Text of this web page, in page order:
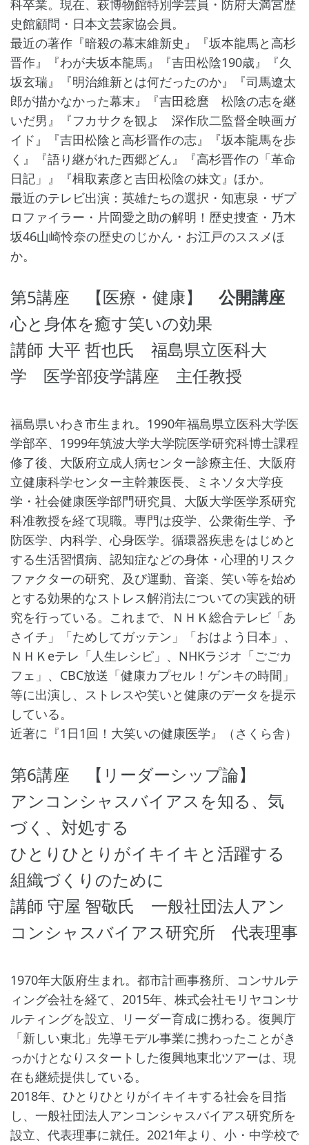
科卒業。現在、萩博物館特別学芸員・防府天満宮歴
史館顧問・日本文芸家協会員。
最近の著作『暗殺の幕末維新史』『坂本龍馬と高杉
晋作』『わが夫坂本龍馬』『吉田松陰190歳』『久
坂玄瑞』『明治維新とは何だったのか』『司馬遼太
郎が描かなかった幕末』『吉田稔麿 松陰の志を継
いだ男』『フカサクを観よ 深作欣二監督全映画ガ
イド』『吉田松陰と高杉晋作の志』『坂本龍馬を歩
く』『語り継がれた西郷どん』『高杉晋作の「革命
日記」』『楫取素彦と吉田松陰の妹文』ほか。
最近のテレビ出演：英雄たちの選択・知恵泉・ザプ
ロファイラー・片岡愛之助の解明！歴史捜査・乃木
坂46山崎怜奈の歴史のじかん・お江戸のススメほ
か。
第5講座 【医療・健康】 公開講座
心と身体を癒す笑いの効果
講師 大平 哲也氏 福島県立医科大
学 医学部疫学講座 主任教授
福島県いわき市生まれ。1990年福島県立医科大学医
学部卒、1999年筑波大学大学院医学研究科博士課程
修了後、大阪府立成人病センター診療主任、大阪府
立健康科学センター主幹兼医長、ミネソタ大学疫
学・社会健康医学部門研究員、大阪大学医学系研究
科准教授を経て現職。専門は疫学、公衆衛生学、予
防医学、内科学、心身医学。循環器疾患をはじめと
する生活習慣病、認知症などの身体・心理的リスク
ファクターの研究、及び運動、音楽、笑い等を始め
とする効果的なストレス解消法についての実践的研
究を行っている。これまで、ＮＨＫ総合テレビ「あ
さイチ」「ためしてガッテン」「おはよう日本」、
ＮＨＫeテレ「人生レシピ」、NHKラジオ「ごごカ
フェ」、CBC放送「健康カプセル！ゲンキの時間」
等に出演し、ストレスや笑いと健康のデータを提示
している。
近著に『1日1回！大笑いの健康医学』（さくら舎）
第6講座 【リーダーシップ論】
アンコンシャスバイアスを知る、気
づく、対処する
ひとりひとりがイキイキと活躍する
組織づくりのために
講師 守屋 智敬氏 一般社団法人アン
コンシャスバイアス研究所 代表理事
1970年大阪府生まれ。都市計画事務所、コンサルテ
ィング会社を経て、2015年、株式会社モリヤコンサ
ルティングを設立、リーダー育成に携わる。復興庁
「新しい東北」先導モデル事業に携わったことがき
っかけとなりスタートした復興地東北ツアーは、現
在も継続提供している。
2018年、ひとりひとりがイキイキする社会を目指
し、一般社団法人アンコンシャスバイアス研究所を
設立、代表理事に就任。2021年より、小・中学校で